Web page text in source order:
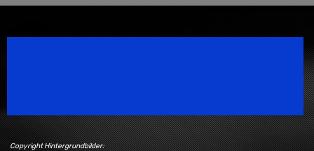
Copyright Hintergrundbilder: